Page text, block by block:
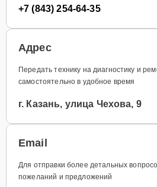
+7 (843) 254-64-35
Адрес
Передать технику на диагностику и
самостоятельно в удобное время
г. Казань, улица Чехова, 9
Email
Для отправки более детальных
пожеланий и предложений